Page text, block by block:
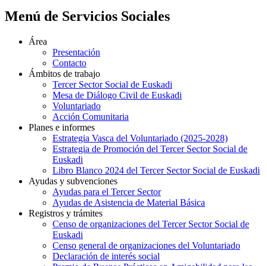
Menú de Servicios Sociales
Área
Presentación
Contacto
Ámbitos de trabajo
Tercer Sector Social de Euskadi
Mesa de Diálogo Civil de Euskadi
Voluntariado
Acción Comunitaria
Planes e informes
Estrategia Vasca del Voluntariado (2025-2028)
Estrategia de Promoción del Tercer Sector Social de
Euskadi
Libro Blanco 2024 del Tercer Sector Social de Euskadi
Ayudas y subvenciones
Ayudas para el Tercer Sector
Ayudas de Asistencia de Material Básica
Registros y trámites
Censo de organizaciones del Tercer Sector Social de
Euskadi
Censo general de organizaciones del Voluntariado
Declaración de interés social